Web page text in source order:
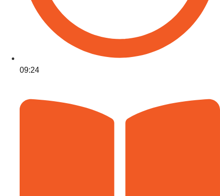
09:24